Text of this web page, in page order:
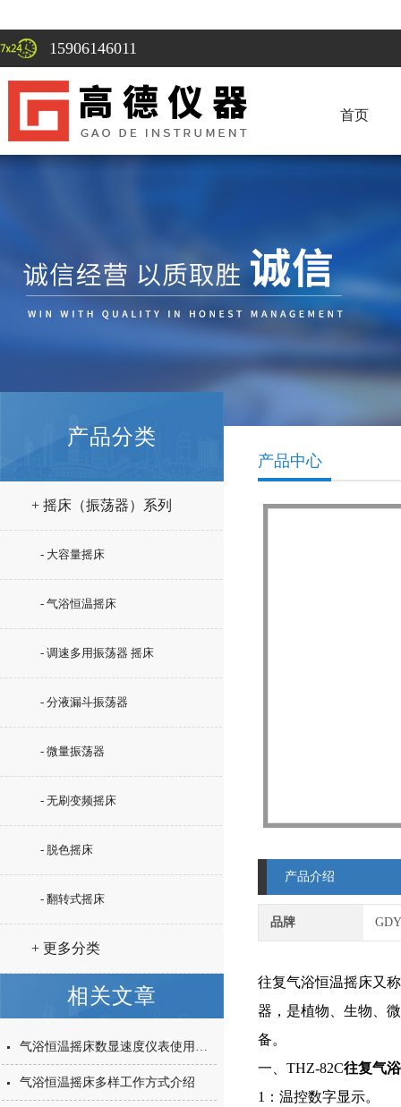
15906146011
首页
产品分类
+ 摇床（振荡器）系列
- 大容量摇床
- 气浴恒温摇床
- 调速多用振荡器 摇床
- 分液漏斗振荡器
- 微量振荡器
- 无刷变频摇床
- 脱色摇床
- 翻转式摇床
+ 更多分类
相关文章
气浴恒温摇床数显速度仪表使用方法
气浴恒温摇床多样工作方式介绍
产品中心
产品介绍
品牌
往复气浴恒温摇床又
器，是植物、生物、
备。
一、THZ-82C往复气
1：温控数字显示。